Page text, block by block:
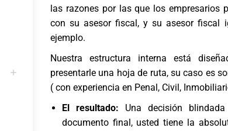
las razones por las que los empresarios
con su asesor fiscal, y su asesor fiscal
ejemplo.
Nuestra estructura interna está
presentarle una hoja de ruta, su caso es
( con experiencia en Penal, Civil,
El resultado: Una decisión
documento final, usted tiene la